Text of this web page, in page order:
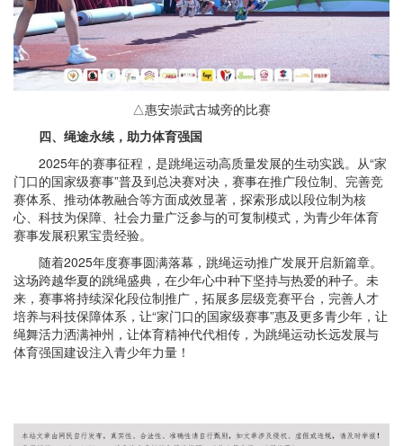
△惠安崇武古城旁的比赛
四、绳途永续，助力体育强国
2025年的赛事征程，是跳绳运动高质量发展的生动实践。从“家
门口的国家级赛事”普及到总决赛对决，赛事在推广段位制、完善竞
赛体系、推动体教融合等方面成效显著，探索形成以段位制为核
心、科技为保障、社会力量广泛参与的可复制模式，为青少年体育
赛事发展积累宝贵经验。
随着2025年度赛事圆满落幕，跳绳运动推广发展开启新篇章。
这场跨越华夏的跳绳盛典，在少年心中种下坚持与热爱的种子。未
来，赛事将持续深化段位制推广，拓展多层级竞赛平台，完善人才
培养与科技保障体系，让“家门口的国家级赛事”惠及更多青少年，让
绳舞活力洒满神州，让体育精神代代相传，为跳绳运动长远发展与
体育强国建设注入青少年力量！